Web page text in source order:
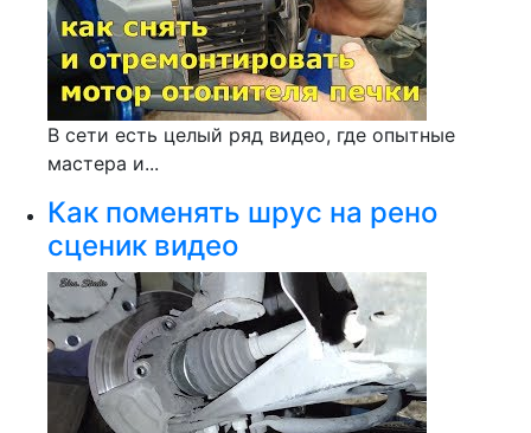
В сети есть целый ряд видео, где опытные
мастера и...
Как поменять шрус на рено
сценик видео